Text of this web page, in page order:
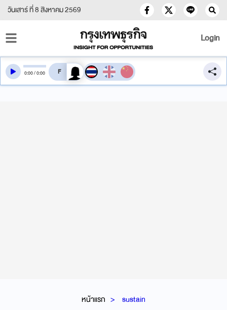
วันเสาร์ ที่ 8 สิงหาคม 2569
Login
หน้าแรก sustain
0:00/0:00 สลับเสียงอ่าน